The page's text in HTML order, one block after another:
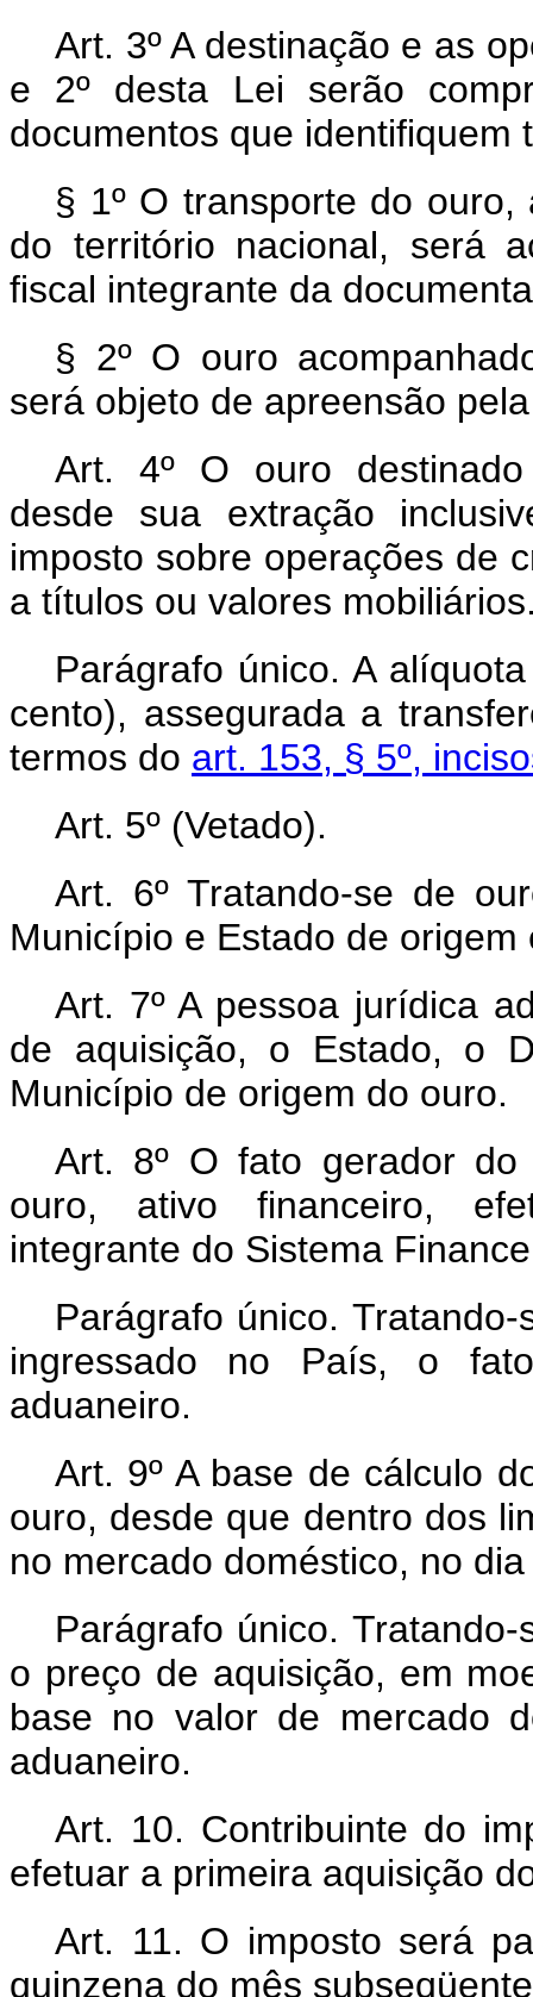
Art. 3º A destinação e as
e 2º desta Lei serão
documentos que identifiquem
§ 1º O transporte do
do território nacional, será
fiscal integrante da
§ 2º O ouro
será objeto de apreensão
Art. 4º O ouro
desde sua extração
imposto sobre operações de
a títulos ou valores
Parágrafo único. A
cento), assegurada a
termos do art. 153, § 5º,
Art. 5º (Vetado).
Art. 6º Tratando-se de
Município e Estado de
Art. 7º A pessoa jurídica
de aquisição, o Estado, o
Município de origem do ouro.
Art. 8º O fato gerador
ouro, ativo financeiro,
integrante do Sistema
Parágrafo único.
ingressado no País, o
aduaneiro.
Art. 9º A base de cálculo
ouro, desde que dentro dos
no mercado doméstico, no
Parágrafo único.
o preço de aquisição, em
base no valor de mercado
aduaneiro.
Art. 10. Contribuinte do
efetuar a primeira aquisição
Art. 11. O imposto será
quinzena do mês